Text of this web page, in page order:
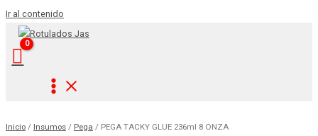
Ir al contenido
Inicio / Insumos / Pega / PEGA TACKY GLUE 236ml 8 ONZA